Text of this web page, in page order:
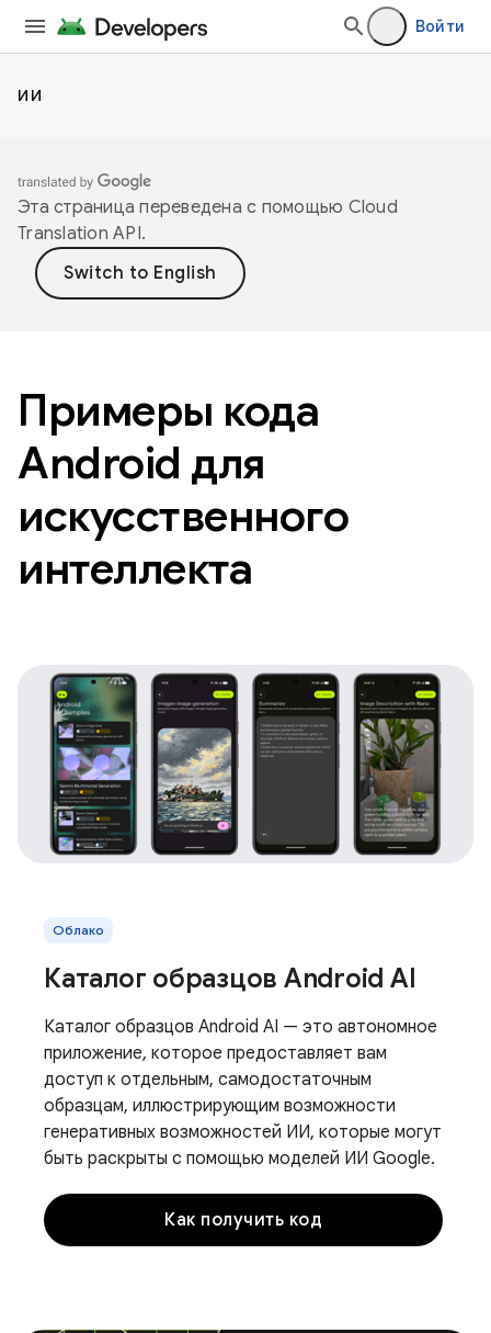
Войти
ИИ
Эта страница переведена с помощью Cloud
Translation API.
Примеры кода
Android для
искусственного
интеллекта
Облако
Каталог образцов Android AI
Каталог образцов Android AI — это автономное
приложение, которое предоставляет вам
доступ к отдельным, самодостаточным
образцам, иллюстрирующим возможности
генеративных возможностей ИИ, которые могут
быть раскрыты с помощью моделей ИИ Google.
Как получить код